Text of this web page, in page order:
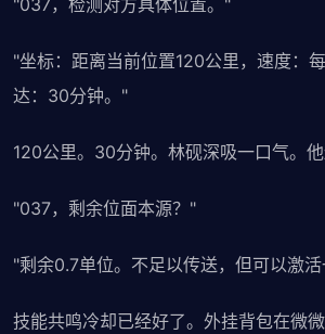
"037，检测对方具体位置。"
"坐标：距离当前位置120公里，速度：
达：30分钟。"
120公里。30分钟。林砚深吸一口气。他
"037，剩余位面本源？"
"剩余0.7单位。不足以传送，但可以激
技能共鸣冷却已经好了。外挂背包在微